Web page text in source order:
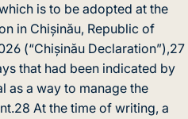
is to be adopted at the
in Chișinău, Republic of
(“Chișinău Declaration”),27
that had been indicated by
as a way to manage the
28 At the time of writing, a